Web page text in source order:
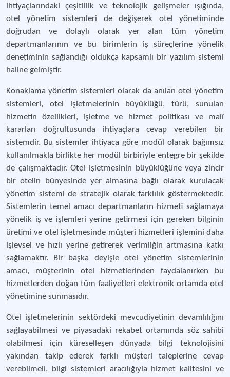
ihtiyaçlarındaki çeşitlilik ve teknolojik gelişmeler ışığında,
otel yönetim sistemleri de değişerek otel yönetiminde
doğrudan ve dolaylı olarak yer alan tüm yönetim
departmanlarının ve bu birimlerin iş süreçlerine yönelik
denetiminin sağlandığı oldukça kapsamlı bir yazılım sistemi
haline gelmiştir.
Konaklama yönetim sistemleri olarak da anılan otel yönetim
sistemleri, otel işletmelerinin büyüklüğü, türü, sunulan
hizmetin özellikleri, işletme ve hizmet politikası ve malî
kararları doğrultusunda ihtiyaçlara cevap verebilen bir
sistemdir. Bu sistemler ihtiyaca göre modül olarak bağımsız
kullanılmakla birlikte her modül birbiriyle entegre bir şekilde
de çalışmaktadır. Otel işletmesinin büyüklüğüne veya zincir
bir otelin bünyesinde yer almasına bağlı olarak kurulacak
yönetim sistemi de stratejik olarak farklılık göstermektedir.
Sistemlerin temel amacı departmanların hizmeti sağlamaya
yönelik iş ve işlemleri yerine getirmesi için gereken bilginin
üretimi ve otel işletmesinde müşteri hizmetleri işlemini daha
işlevsel ve hızlı yerine getirerek verimliğin artmasına katkı
sağlamaktır. Bir başka deyişle otel yönetim sistemlerinin
amacı, müşterinin otel hizmetlerinden faydalanırken bu
hizmetlerden doğan tüm faaliyetleri elektronik ortamda otel
yönetimine sunmasıdır.
Otel işletmelerinin sektördeki mevcudiyetinin devamlılığını
sağlayabilmesi ve piyasadaki rekabet ortamında söz sahibi
olabilmesi için küreselleşen dünyada bilgi teknolojisini
yakından takip ederek farklı müşteri taleplerine cevap
verebilmeli, bilgi sistemleri aracılığıyla hizmet kalitesini ve